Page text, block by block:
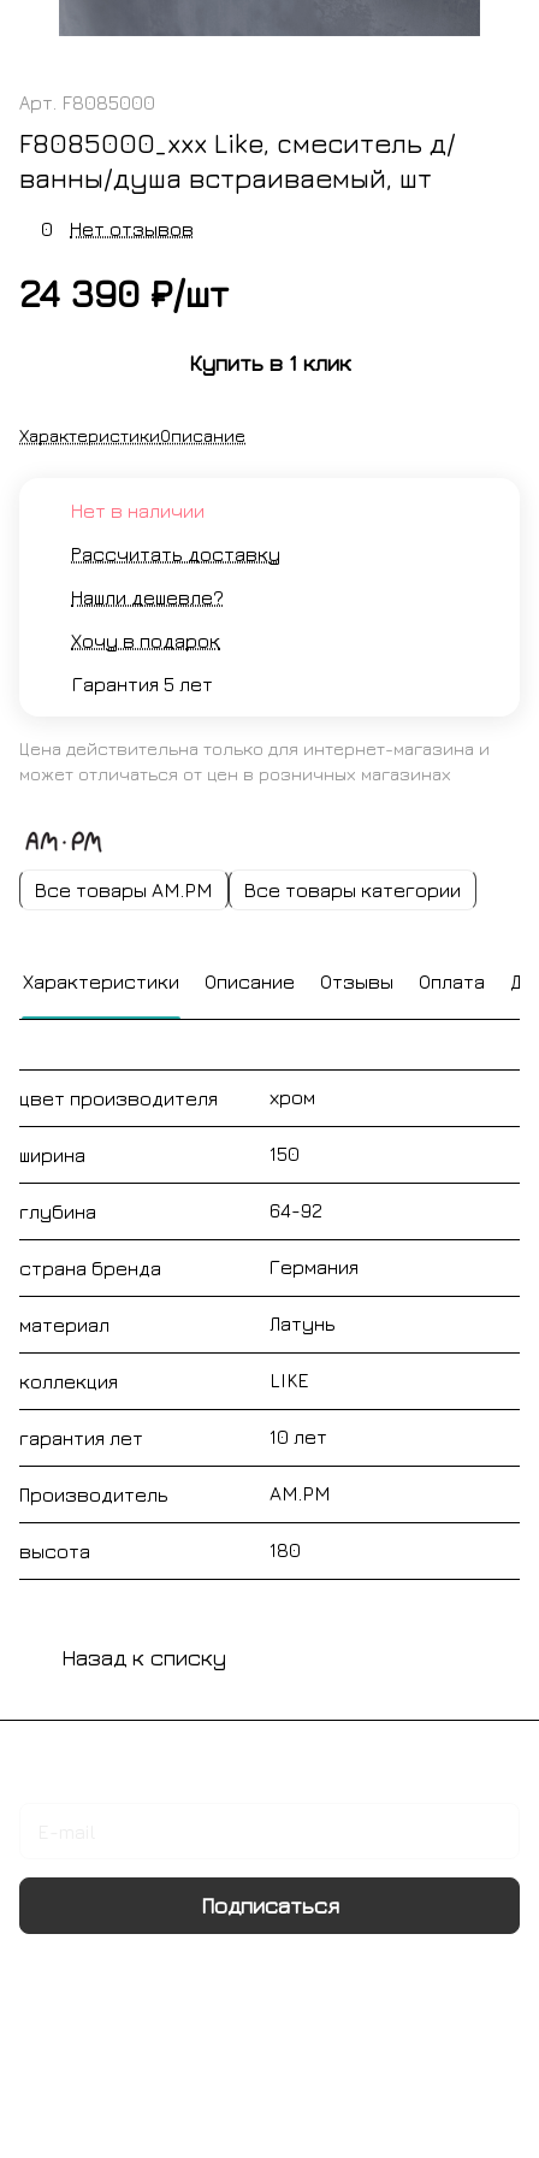
Арт. F8085000
F8085000_xxx Like, cмеситель д/
ванны/душа встраиваемый, шт
0 Нет отзывов
24 390 ₽/шт
Купить в 1 клик
ХарактеристикиОписание
Нет в наличии
Рассчитать доставку
Нашли дешевле?
Хочу в подарок
Гарантия 5 лет
Цена действительна только для интернет-магазина и
может отличаться от цен в розничных магазинах
Все товары AM.PM Все товары категории
Характеристики Описание Отзывы Оплата
цвет производителя хром
ширина 150
глубина 64-92
страна бренда Германия
материал Латунь
коллекция LIKE
гарантия лет 10 лет
Производитель AM.PM
высота 180
Назад к списку
Подписаться